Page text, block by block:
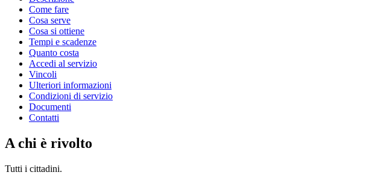
Come fare
Cosa serve
Cosa si ottiene
Tempi e scadenze
Quanto costa
Accedi al servizio
Vincoli
Ulteriori informazioni
Condizioni di servizio
Documenti
Contatti
A chi è rivolto
Tutti i cittadini.